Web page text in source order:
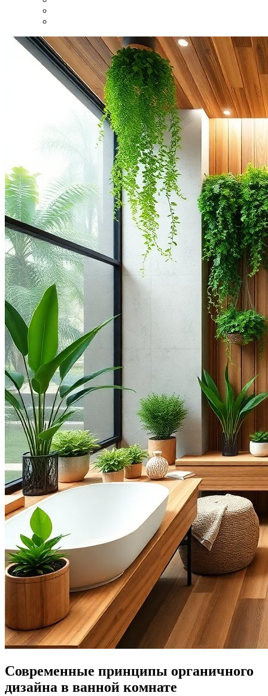
Современные принципы органичного
дизайна в ванной комнате